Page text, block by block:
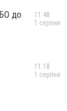
до
11:48
1 серпня
11:18
1 серпня